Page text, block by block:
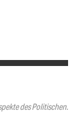
des Politischen.